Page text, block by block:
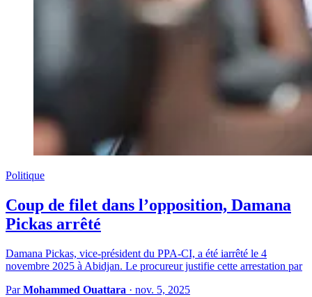
Politique
Coup de filet dans l’opposition, Damana
Pickas arrêté
Damana Pickas, vice-président du PPA-CI, a été iarrêté le 4
novembre 2025 à Abidjan. Le procureur justifie cette arrestation par
ParMohammed Ouattara · nov. 5, 2025